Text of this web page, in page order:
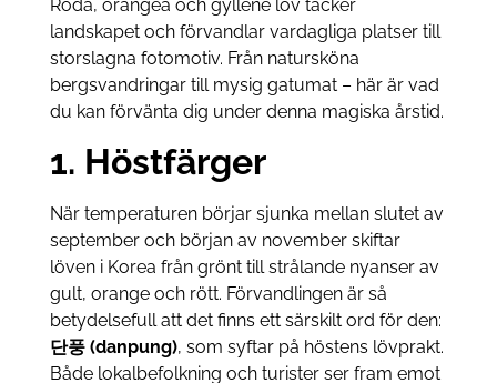
Röda, orangea och gyllene löv täcker
landskapet och förvandlar vardagliga platser till
storslagna fotomotiv. Från natursköna
bergsvandringar till mysig gatumat – här är vad
du kan förvänta dig under denna magiska årstid.
1. Höstfärger
När temperaturen börjar sjunka mellan slutet av
september och början av november skiftar
löven i Korea från grönt till strålande nyanser av
gult, orange och rött. Förvandlingen är så
betydelsefull att det finns ett särskilt ord för den:
단풍 (danpung), som syftar på höstens lövprakt.
Både lokalbefolkning och turister ser fram emot